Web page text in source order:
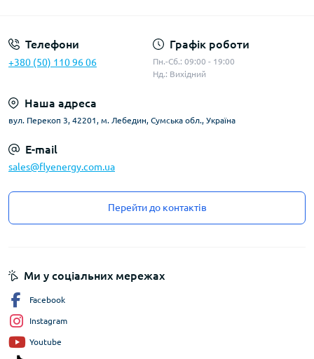
Телефони
+380 (50) 110 96 06
Графік роботи
Пн.-Сб.: 09:00 - 19:00
Нд.: Вихідний
Наша адреса
вул. Перекоп 3, 42201, м. Лебедин, Сумська обл., Україна
E-mail
sales@flyenergy.com.ua
Перейти до контактів
Ми у соціальних мережах
Facebook
Instagram
Youtube